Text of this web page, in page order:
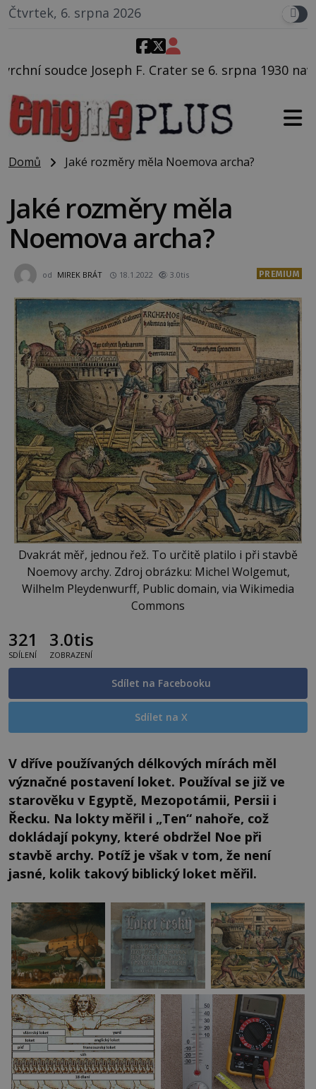
Čtvrtek, 6. srpna 2026
Crater se 6. srpna 1930 navečeří ve své
Domů Jaké rozměry měla Noemova archa?
Jaké rozměry měla
Noemova archa?
od MIREK BRÁT 18.1.2022 3.0tis PREMIUM
Dvakrát měř, jednou řež. To určitě platilo i při stavbě
Noemovy archy. Zdroj obrázku: Michel Wolgemut,
Wilhelm Pleydenwurff, Public domain, via Wikimedia
Commons
321
SDÍLENÍ
3.0tis
ZOBRAZENÍ
Sdílet na Facebooku
Sdílet na X
V dříve používaných délkových mírách měl
význačné postavení loket. Používal se již ve
starověku v Egyptě, Mezopotámii, Persii i
Řecku. Na lokty měřil i „Ten“ nahoře, což
dokládají pokyny, které obdržel Noe při
stavbě archy. Potíž je však v tom, že není
jasné, kolik takový biblický loket měřil.